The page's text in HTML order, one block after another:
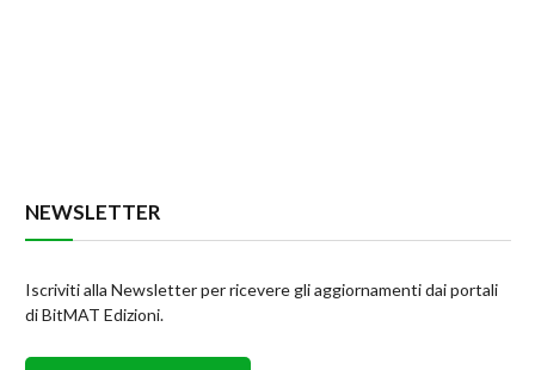
NEWSLETTER
Iscriviti alla Newsletter per ricevere gli aggiornamenti dai portali
di BitMAT Edizioni.